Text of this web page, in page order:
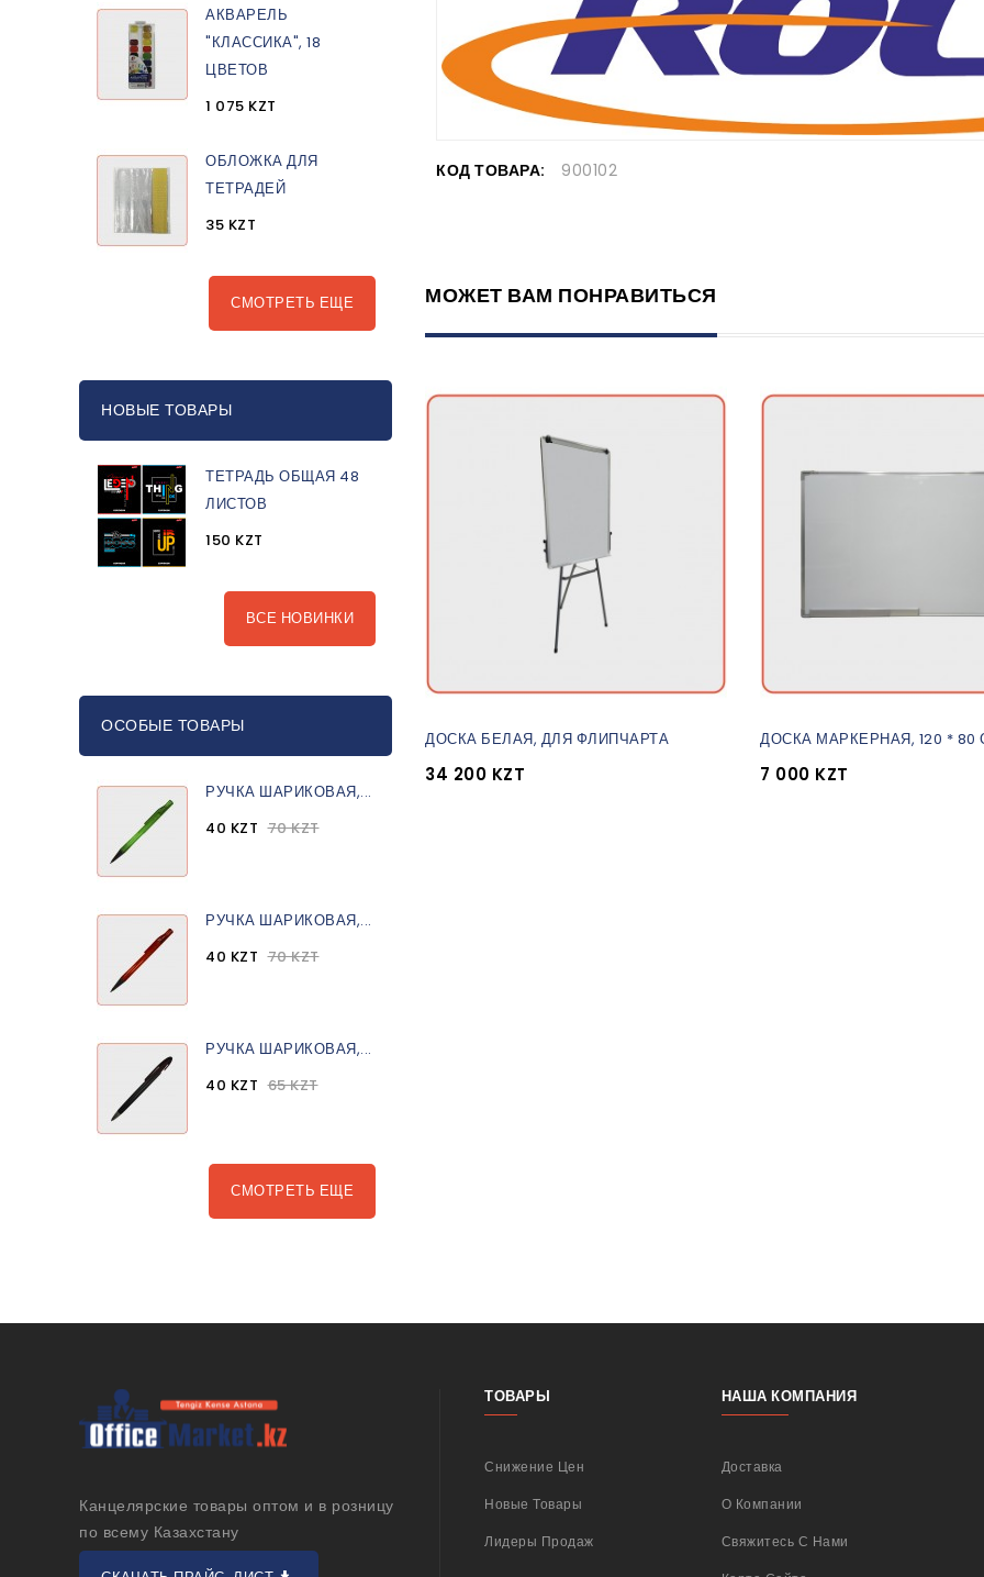
АКВАРЕЛЬ
"КЛАССИКА", 18
ЦВЕТОВ
1 075 KZT
ОБЛОЖКА ДЛЯ
ТЕТРАДЕЙ
35 KZT
СМОТРЕТЬ ЕЩЕ
НОВЫЕ ТОВАРЫ
ТЕТРАДЬ ОБЩАЯ 48
ЛИСТОВ
150 KZT
ВСЕ НОВИНКИ
ОСОБЫЕ ТОВАРЫ
РУЧКА ШАРИКОВАЯ,...
40 KZT 70 KZT
РУЧКА ШАРИКОВАЯ,...
40 KZT 70 KZT
РУЧКА ШАРИКОВАЯ,...
40 KZT 65 KZT
СМОТРЕТЬ ЕЩЕ
КОД ТОВАРА: 900102
МОЖЕТ ВАМ ПОНРАВИТЬСЯ
ДОСКА БЕЛАЯ, ДЛЯ ФЛИПЧАРТА
34 200 KZT
ДОСКА МАРКЕРНАЯ, 120 * 80
7 000 KZT
Канцелярские товары оптом и в розницу
по всему Казахстану
ТОВАРЫ
Снижение Цен
Новые Товары
Лидеры Продаж
НАША КОМПАНИЯ
Доставка
О Компании
Свяжитесь С Нами